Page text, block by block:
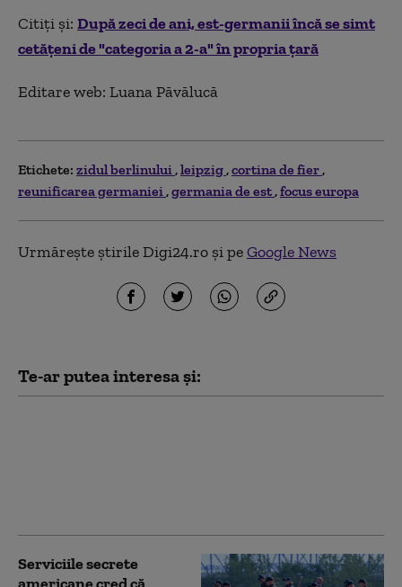
Citiți și: După zeci de ani, est-germanii încă se simt
cetăţeni de "categoria a 2-a" în propria țară
Editare web: Luana Păvălucă
Etichete: zidul berlinului leipzig cortina de fier
reunificarea germaniei germania de est focus europa
Urmărește știrile Digi24.ro și peGoogle News
Te-ar putea interesa și:
Serviciile secrete